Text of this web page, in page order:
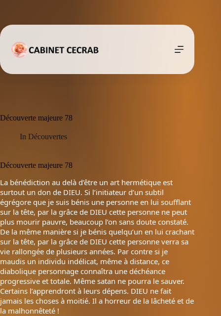
Découverte majeure 78
In Découvertes
Découverte majeure 78
La bénédiction au delà d’être un art hermétique est
surtout un don de DIEU. Si l’initiateur d’un subtil
égrégore que je suis bénis une personne en lui soufflant
sur la tête, par la grâce de DIEU cette personne ne peut
plus mourir pauvre, beaucoup l’on sans doute constaté.
De la même manière si je bénis quelqu’un en lui crachant
sur la tête, par la grâce de DIEU cette personne verra sa
vie rallongée de plusieurs années. Par contre si je
maudis un individu indélicat, même à distance, ce
diabolique personnage connaîtra une déchéance
progressive et totale. Même satan ne pourra le sauver.
Certains l’apprendront à leurs dépens. DIEU ne fait
jamais les choses à moitié. Il a horreur de la lâcheté et de
la malhonnêteté !